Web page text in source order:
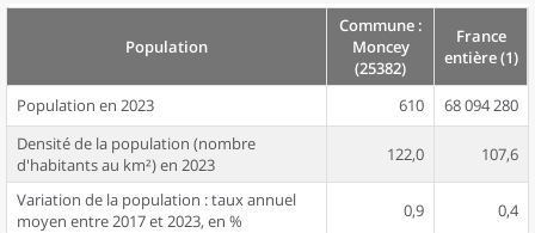
Population
Commune :
Moncey
(25382)
France
entière (1)
Population en 2023 610
68 094 280
Densité de la population (nombre
d'habitants au km²) en 2023
122,0 107,6
Variation de la population : taux annuel
moyen entre 2017 et 2023, en %
0,9 0,4